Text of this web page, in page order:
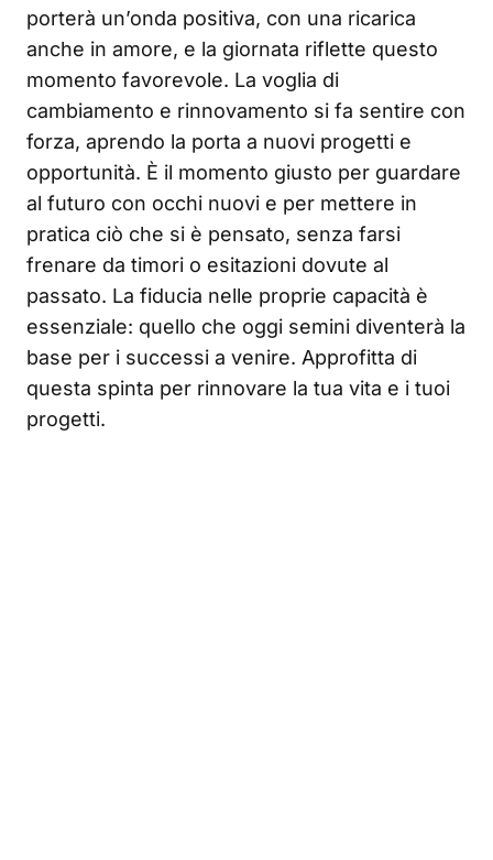
porterà un’onda positiva, con una ricarica
anche in amore, e la giornata riflette questo
momento favorevole. La voglia di
cambiamento e rinnovamento si fa sentire con
forza, aprendo la porta a nuovi progetti e
opportunità. È il momento giusto per guardare
al futuro con occhi nuovi e per mettere in
pratica ciò che si è pensato, senza farsi
frenare da timori o esitazioni dovute al
passato. La fiducia nelle proprie capacità è
essenziale: quello che oggi semini diventerà la
base per i successi a venire. Approfitta di
questa spinta per rinnovare la tua vita e i tuoi
progetti.